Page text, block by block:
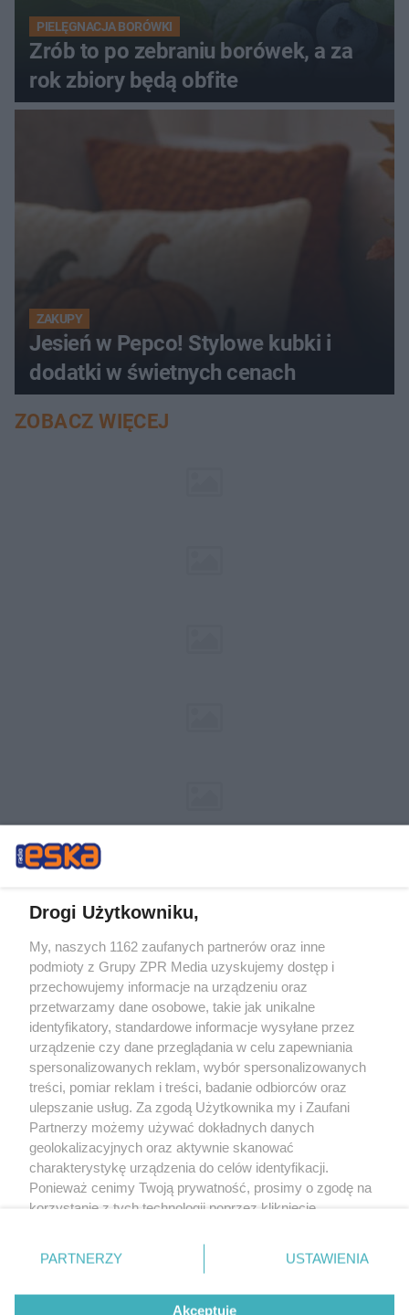
PIELĘGNACJA BORÓWKI
Zrób to po zebraniu borówek, a za
rok zbiory będą obfite
ZAKUPY
Jesień w Pepco! Stylowe kubki i
dodatki w świetnych cenach
ZOBACZ WIĘCEJ
Żaden utwór zamieszczony w serwisie nie może być powielany i
rozpowszechniany lub dalej rozpowszechniany w jakikolwiek sposób (w
tym także elektroniczny lub mechaniczny) na jakimkolwiek polu
eksploatacji w jakiejkolwiek formie, włącznie z umieszczaniem w Internecie
bez pisemnej zgody właściciela praw. Jakiekolwiek użycie lub
wykorzystanie utworów w całości lub w części z naruszeniem prawa, tzn.
bez właściwej zgody, jest zabronione pod groźbą kary i może być ścigane
prawnie.
O nas
Drogi Użytkowniku,
My, naszych 1162 zaufanych partnerów oraz inne
podmioty z Grupy ZPR Media uzyskujemy dostęp i
przechowujemy informacje na urządzeniu oraz
przetwarzamy dane osobowe, takie jak unikalne
identyfikatory, standardowe informacje wysyłane przez
urządzenie czy dane przeglądania w celu zapewniania
spersonalizowanych reklam, wybór spersonalizowanych
treści, pomiar reklam i treści, badanie odbiorców oraz
ulepszanie usług. Za zgodą Użytkownika my i Zaufani
Partnerzy możemy używać dokładnych danych
geolokalizacyjnych oraz aktywnie skanować
charakterystykę urządzenia do celów identyfikacji.
Ponieważ cenimy Twoją prywatność, prosimy o zgodę na
korzystanie z tych technologii poprzez kliknięcie
zmienić/wycofać klikając przycisk ustawień prywatności
znajdujący się w lewym dolnym rogu strony
rodzaje przetwarzania danych nie wymagają zgody
użytkownika, ale masz prawo sprzeciwić się takiemu
PARTNERZY USTAWIENIA
Akceptuję